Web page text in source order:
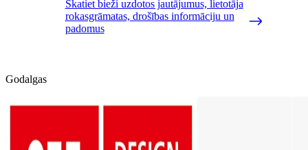
Skatiet bieži uzdotos jautājumus, lietotāja
rokasgrāmatas, drošības informāciju un
padomus
Godalgas